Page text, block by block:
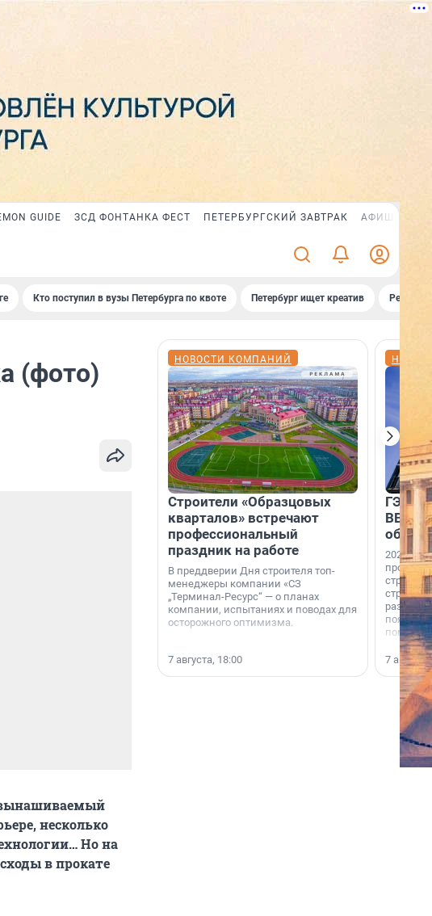
GUIDE ЗСД ФОНТАНКА ФЕСТ ПЕТЕРБУРГСКИЙ ЗАВТРАК АФИША PLUS
Кто поступил в вузы Петербурга по квоте Петербург ищет креатив
(фото)
вынашиваемый
несколько
Но на
в прокате
НОВОСТИ КОМПАНИЙ
Строители «Образцовых
кварталов» встречают
профессиональный
праздник на работе
В преддверии Дня строителя топ-
менеджеры компании «СЗ
„Терминал-Ресурс“ — о планах
компании, испытаниях и поводах для
осторожного оптимизма.
7 августа, 18:00
ГЭС,
ВВП: в
об
2026-й —
раз. В
7